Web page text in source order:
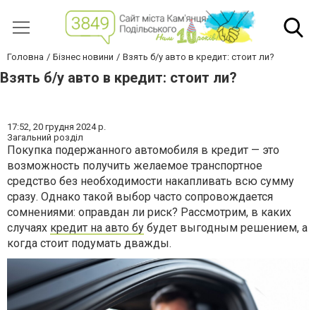
Головна Бізнес новини Взять б/у авто в кредит: стоит ли?
Взять б/у авто в кредит: стоит ли?
17:52, 20 грудня 2024 р.
Загальний розділ
Покупка подержанного автомобиля в кредит — это
возможность получить желаемое транспортное
средство без необходимости накапливать всю сумму
сразу. Однако такой выбор часто сопровождается
сомнениями: оправдан ли риск? Рассмотрим, в каких
случаях кредит на авто бу будет выгодным решением, а
когда стоит подумать дважды.